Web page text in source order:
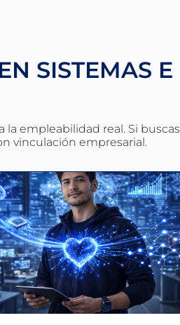
SISTEMAS E
empleabilidad real. Si buscas
vinculación empresarial.